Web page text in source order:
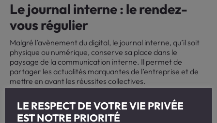
Le journal interne : le rendez-
vous régulier
Malgré l’avènement du digital, le journal interne, qu’il soit
physique ou numérique, conserve sa place dans le
paysage de la communication interne. Il permet de
partager les actualités marquantes de l’entreprise et de
mettre en avant les réussites collectives.
Crédibilité et officialisation de l’information :
LE RESPECT DE VOTRE VIE PRIVÉE
EST NOTRE PRIORITÉ